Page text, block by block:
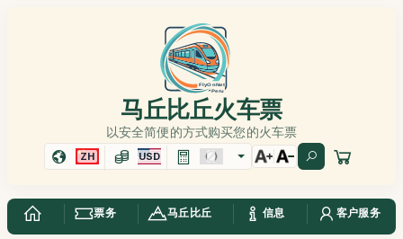
马丘比丘火车票
以安全简便的方式购买您的火车票
ZH USD
票务 马丘比丘 信息 客户服务